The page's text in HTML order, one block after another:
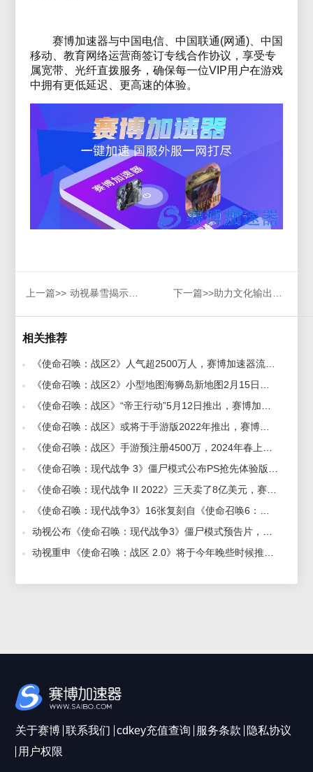
赛博加速器与中国电信、中国联通(网通)、中国
移动、教育网络运营商签订专线合作协议，享受专
属宽带、光纤直拨服务，确保每一位VIP用户在游戏
中拥有更低延迟、更高速的体验。
上一篇>> 动视暴雪揭示《使命召唤》匹配系统幕后工作原理，赛博加速器带你了解 下一篇>>助力文化输出！《黑神话：悟空》出版单位是国企，助力文化振兴
相关推荐
《使命召唤：战区2》人气超2500万人，赛博加速器流畅不卡顿 2022-11-23
《使命召唤：战区2》小型地图海狮岛新地图2月15日上线，赛博加速器流畅解决联机延迟高和掉线问题 2023-02-06
《使命召唤：战区》“帝王行动”5月12日推出，赛博加速器助力稳定畅玩 2022-04-22
《使命召唤：战区》或将于手游版2022年推出，赛博加速器免费不卡顿 2021-12-22
《使命召唤：战区》手游预注册4500万，2024年春上线，赛博加速器助你玩得流畅 2023-10-31
《使命召唤：现代战争 3》僵尸模式公布PS抢先体验版已上线，赛博加速器支持联机加速 2023-10-08
《使命召唤：现代战争 II 2022》三天卖了8亿美元，赛博加速器带你流畅玩 2022-11-02
《使命召唤：现代战争3》16张复刻自《使命召唤6：现代战争2》的多人地图截图，赛博加速器助力流畅玩转大逃杀，成为战场王者 2023-09-18
动视公布《使命召唤：现代战争3》僵尸模式预告片，赛博加速器助力畅玩全新模式 2023-09-21
动视重申《使命召唤：战区 2.0》将于今年晚些时候推出，赛博加速器流畅联机对战 2022-08-05
关于赛博 联系我们 cdkey充值查询 服务条款
隐私协议
用户权限